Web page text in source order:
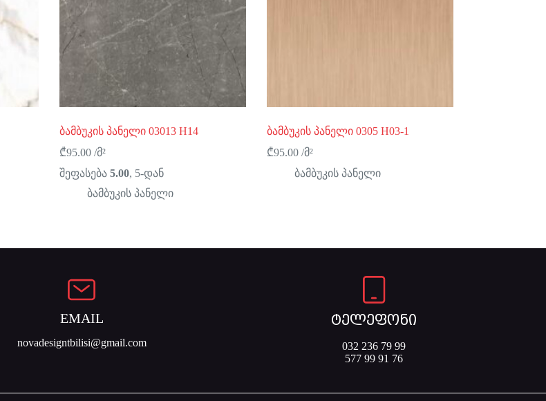
ბამბუკის პანელი 03013 H14
₾95.00/მ²
შეფასება 5.00, 5-დან
ბამბუკის პანელი
ბამბუკის პანელი 0305 H03-1
₾95.00/მ²
ბამბუკის პანელი
EMAIL
novadesigntbilisi@gmail.com
ტელეფონი
032 236 79 99
577 99 91 76